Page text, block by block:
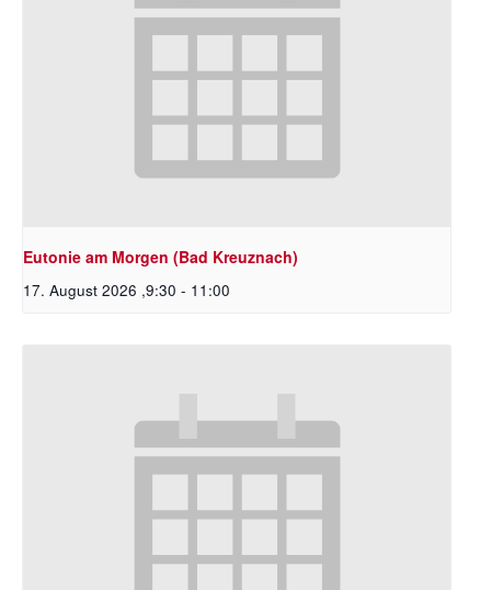
Eutonie am Morgen (Bad Kreuznach)
17. August 2026 ,9:30 - 11:00